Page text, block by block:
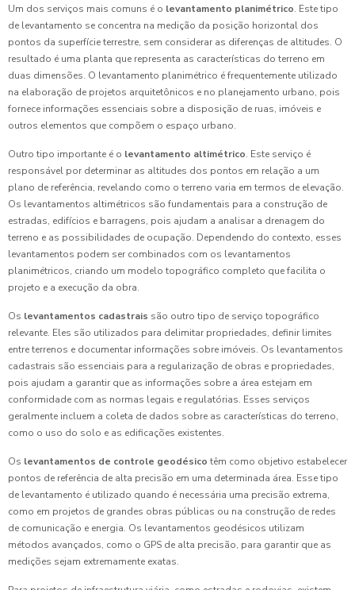
Um dos serviços mais comuns é o levantamento planimétrico. Este tipo
de levantamento se concentra na medição da posição horizontal dos
pontos da superfície terrestre, sem considerar as diferenças de altitudes. O
resultado é uma planta que representa as características do terreno em
duas dimensões. O levantamento planimétrico é frequentemente utilizado
na elaboração de projetos arquitetônicos e no planejamento urbano, pois
fornece informações essenciais sobre a disposição de ruas, imóveis e
outros elementos que compõem o espaço urbano.
Outro tipo importante é o levantamento altimétrico. Este serviço é
responsável por determinar as altitudes dos pontos em relação a um
plano de referência, revelando como o terreno varia em termos de elevação.
Os levantamentos altimétricos são fundamentais para a construção de
estradas, edifícios e barragens, pois ajudam a analisar a drenagem do
terreno e as possibilidades de ocupação. Dependendo do contexto, esses
levantamentos podem ser combinados com os levantamentos
planimétricos, criando um modelo topográfico completo que facilita o
projeto e a execução da obra.
Os levantamentos cadastrais são outro tipo de serviço topográfico
relevante. Eles são utilizados para delimitar propriedades, definir limites
entre terrenos e documentar informações sobre imóveis. Os levantamentos
cadastrais são essenciais para a regularização de obras e propriedades,
pois ajudam a garantir que as informações sobre a área estejam em
conformidade com as normas legais e regulatórias. Esses serviços
geralmente incluem a coleta de dados sobre as características do terreno,
como o uso do solo e as edificações existentes.
Os levantamentos de controle geodésico têm como objetivo estabelecer
pontos de referência de alta precisão em uma determinada área. Esse tipo
de levantamento é utilizado quando é necessária uma precisão extrema,
como em projetos de grandes obras públicas ou na construção de redes
de comunicação e energia. Os levantamentos geodésicos utilizam
métodos avançados, como o GPS de alta precisão, para garantir que as
medições sejam extremamente exatas.